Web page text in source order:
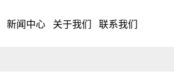
新闻中心 关于我们 联系我们